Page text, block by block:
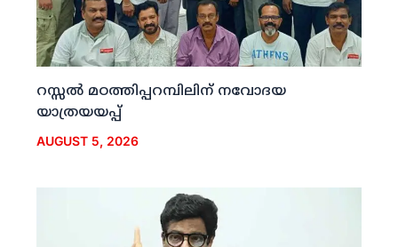
റസ്സല്‍ മഠത്തിപ്പറമ്പിലിന് നവോദയ
യാത്രയയപ്പ്
AUGUST 5, 2026